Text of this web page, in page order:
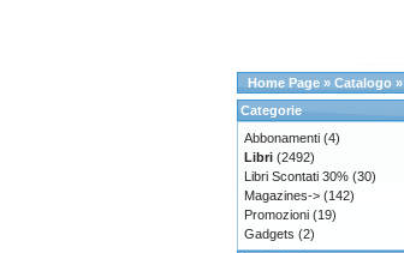
Home Page » Catalogo »
Categorie
Abbonamenti (4)
Libri (2492)
Libri Scontati 30% (30)
Magazines-> (142)
Promozioni (19)
Gadgets (2)